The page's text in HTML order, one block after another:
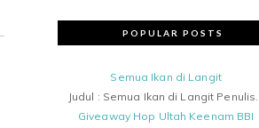
POPULAR POSTS
Semua Ikan di Langit
Judul : Semua Ikan di Langit Penulis...
Giveaway Hop Ultah Keenam BBI